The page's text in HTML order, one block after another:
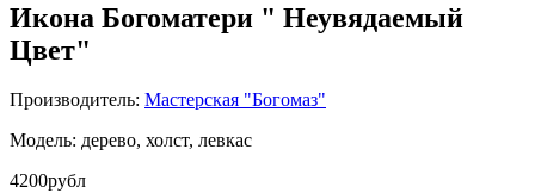
Икона Богоматери " Неувядаемый
Цвет"
Производитель: Мастерская "Богомаз"
Модель: дерево, холст, левкас
4200рубл